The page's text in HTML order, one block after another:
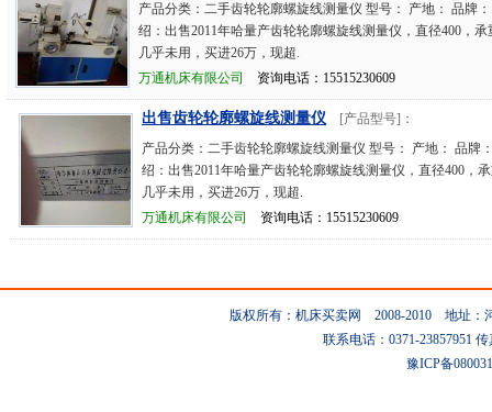
产品分类：二手齿轮轮廓螺旋线测量仪 型号： 产地： 品牌
绍：出售2011年哈量产齿轮轮廓螺旋线测量仪，直径400，承
几乎未用，买进26万，现超.
万通机床有限公司
资询电话：15515230609
出售齿轮轮廓螺旋线测量仪
[产品型号]：
产品分类：二手齿轮轮廓螺旋线测量仪 型号： 产地： 品牌
绍：出售2011年哈量产齿轮轮廓螺旋线测量仪，直径400，
几乎未用，买进26万，现超.
万通机床有限公司
资询电话：15515230609
版权所有：机床买卖网 2008-2010 地址：
联系电话：0371-23857951
豫ICP备